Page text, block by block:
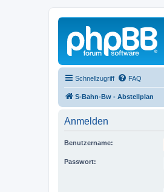
Schnellzugriff FAQ
S-Bahn-Bw - Abstellplan
Anmelden
Benutzername:
Passwort: